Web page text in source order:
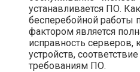
устанавливается ПО.
бесперебойной
фактором является
исправность
устройств,
требованиям ПО.